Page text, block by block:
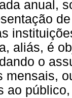
anual,
aliás, é
o
mensais,
ao